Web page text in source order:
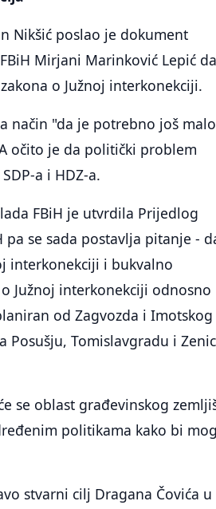
Nikšić poslao je dokument
Mirjani Marinković Lepić
o Južnoj interkonekciji.
način "da je potrebno još malo
očito je da politički problem
a i HDZ-a.
FBiH je utvrdila Prijedlog
se sada postavlja pitanje -
interkonekciji i bukvalno
Južnoj interkonekciji odnosno
od Zagvozda i Imotskog
Posušju, Tomislavgradu i
se oblast građevinskog
politikama kako bi
stvarni cilj Dragana Čovića u